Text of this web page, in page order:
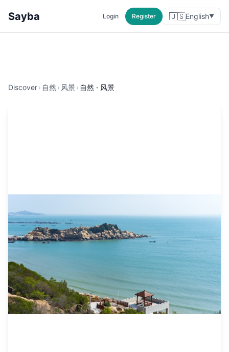
Sayba Login Register 🇺🇸English▼
Discover› 自然 › 风景› 自然 · 风景